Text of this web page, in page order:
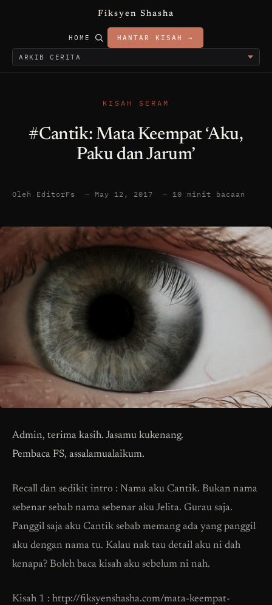
Fiksyen Shasha
HOME HANTAR KISAH →
KISAH SERAM
#Cantik: Mata Keempat ‘Aku,
Paku dan Jarum’
Oleh EditorFs — May 12, 2017 — 10 minit bacaan
Admin, terima kasih. Jasamu kukenang.
Pembaca FS, assalamualaikum.
Recall dan sedikit intro : Nama aku Cantik. Bukan nama
sebenar sebab nama sebenar aku Jelita. Gurau saja.
Panggil saja aku Cantik sebab memang ada yang panggil
aku dengan nama tu. Kalau nak tau detail aku ni dah
kenapa? Boleh baca kisah aku sebelum ni nah.
Kisah 1 : http://fiksyenshasha.com/mata-keempat-